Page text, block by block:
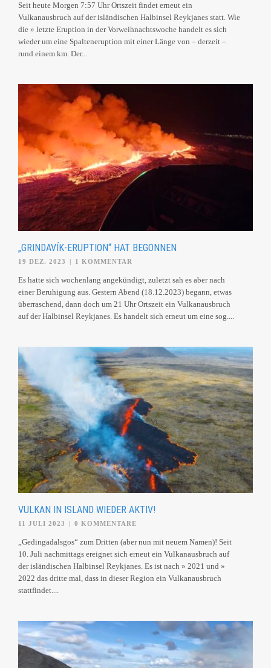
Seit heute Morgen 7:57 Uhr Ortszeit findet erneut ein
Vulkanausbruch auf der isländischen Halbinsel Reykjanes statt. Wie
die » letzte Eruption in der Vorweihnachtswoche handelt es sich
wieder um eine Spalteneruption mit einer Länge von – derzeit –
rund einem km. Der...
„GRINDAVÍK-ERUPTION“ HAT BEGONNEN
19 DEZ. 2023 | 1 KOMMENTAR
Es hatte sich wochenlang angekündigt, zuletzt sah es aber nach
einer Beruhigung aus. Gestern Abend (18.12.2023) begann, etwas
überraschend, dann doch um 21 Uhr Ortszeit ein Vulkanausbruch
auf der Halbinsel Reykjanes. Es handelt sich erneut um eine sog....
VULKAN IN ISLAND WIEDER AKTIV!
11 JULI 2023 0 KOMMENTARE
„Gedingadalsgos“ zum Dritten (aber nun mit neuem Namen)! Seit
10. Juli nachmittags ereignet sich erneut ein Vulkanausbruch auf
der isländischen Halbinsel Reykjanes. Es ist nach » 2021 und »
2022 das dritte mal, dass in dieser Region ein Vulkanausbruch
stattfindet....